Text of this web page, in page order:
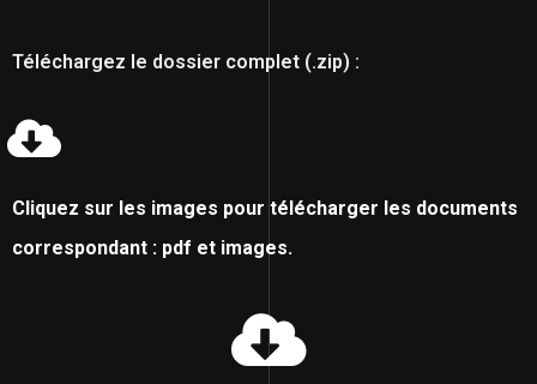
Téléchargez le dossier complet (.zip) :
Cliquez sur les images pour télécharger les documents
correspondant : pdf et images.